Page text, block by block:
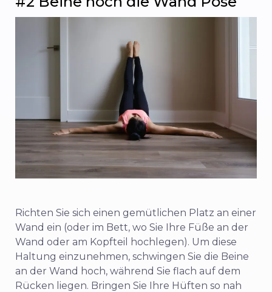
Richten Sie sich einen gemütlichen Platz an einer
Wand ein (oder im Bett, wo Sie Ihre Füße an der
Wand oder am Kopfteil hochlegen). Um diese
Haltung einzunehmen, schwingen Sie die Beine
an der Wand hoch, während Sie flach auf dem
Rücken liegen. Bringen Sie Ihre Hüften so nah